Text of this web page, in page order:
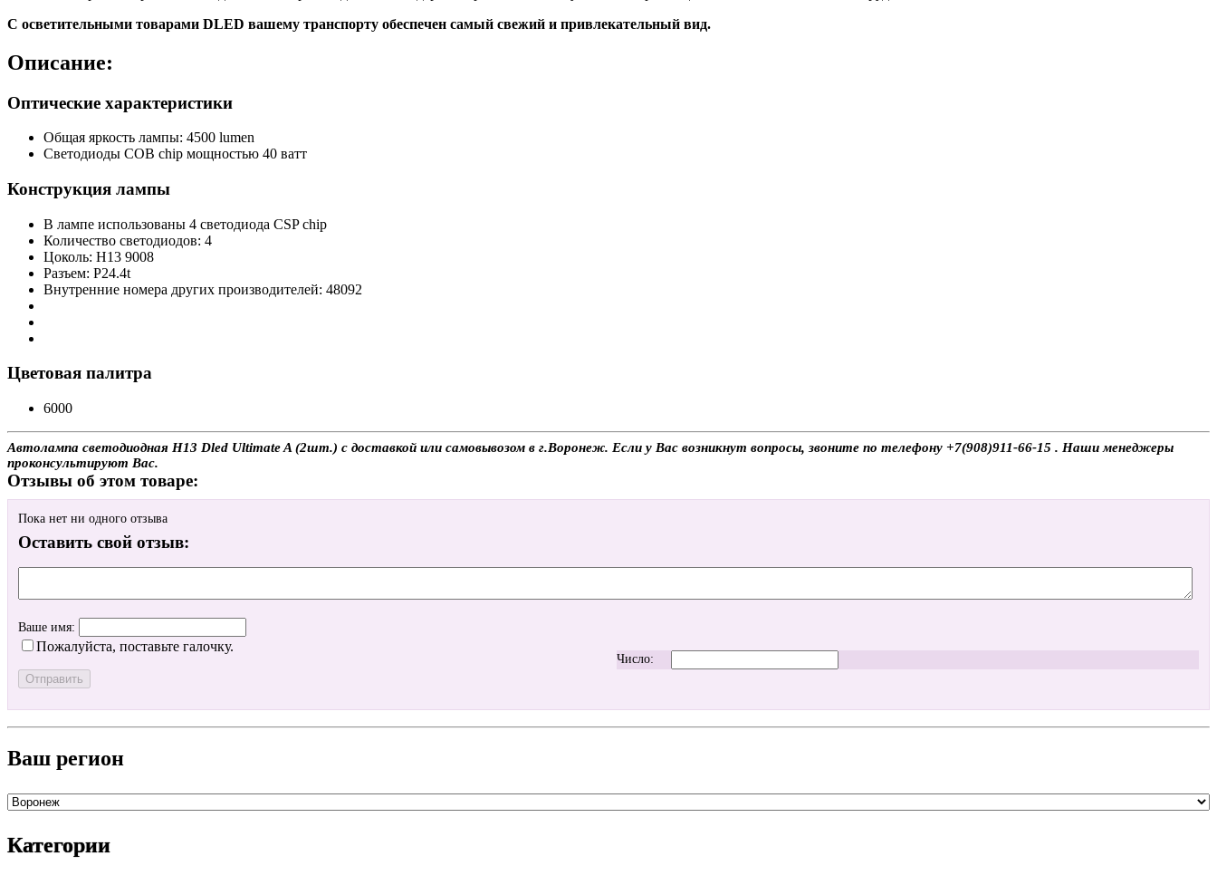
С осветительными товарами DLED вашему транспорту обеспечен самый свежий и привлекательный вид.
Описание:
Оптические характеристики
Общая яркость лампы: 4500 lumen
Светодиоды COB chip мощностью 40 ватт
Конструкция лампы
В лампе использованы 4 светодиода CSP chip
Количество светодиодов: 4
Цоколь: H13 9008
Разъем: P24.4t
Внутренние номера других производителей: 48092
Цветовая палитра
6000
Автолампа светодиодная H13 Dled Ultimate A (2шт.) с доставкой или самовывозом в г.Воронеж. Если у Вас возникнут вопросы, звоните по телефону +7(908)911-66-15 . Наши менеджеры
проконсультируют Вас.
Отзывы об этом товаре:
Пока нет ни одного отзыва
Оставить свой отзыв:
Ваше имя:
Пожалуйста, поставьте галочку.
Число:
Ваш регион
Категории